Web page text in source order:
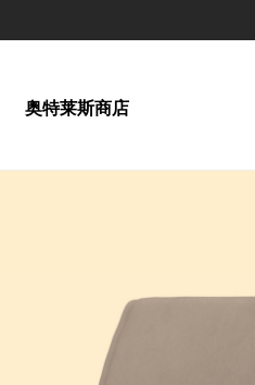
奥特莱斯商店